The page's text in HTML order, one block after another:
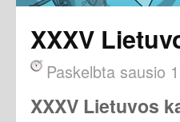
XXXV
Paskelbta sausio
XXXV Lietuvos